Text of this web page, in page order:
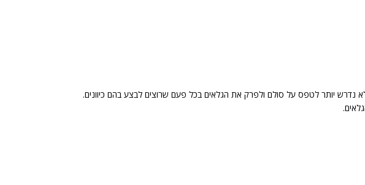
נדרש יותר לטפס על סולם ולפרק את הגלאים בכל פעם שרוצים לבצע בהם כיוונים.